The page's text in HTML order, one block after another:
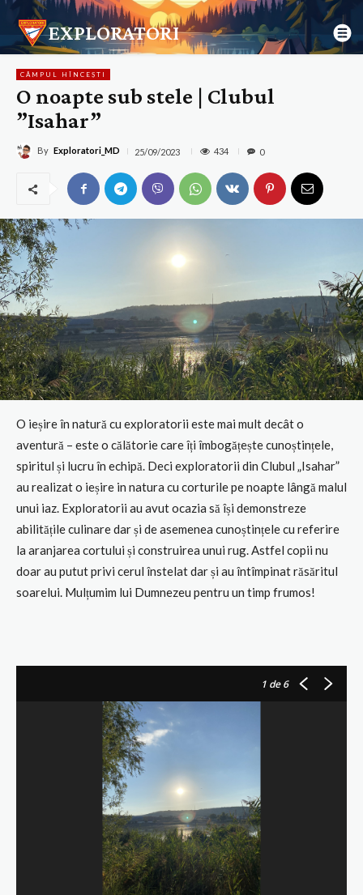
EXPLORATORI
CÂMPUL HÎNCEȘTI
O noapte sub stele | Clubul
”Isahar”
By Exploratori_MD 25/09/2023 434 0
O ieșire în natură cu exploratorii este mai mult decât o
aventură – este o călătorie care îți îmbogățește cunoștințele,
spiritul și lucru în echipă. Deci exploratorii din Clubul „Isahar”
au realizat o ieșire in natura cu corturile pe noapte lângă malul
unui iaz. Exploratorii au avut ocazia să își demonstreze
abilitățile culinare dar și de asemenea cunoștințele cu referire
la aranjarea cortului și construirea unui rug. Astfel copii nu
doar au putut privi cerul înstelat dar și au întîmpinat răsăritul
soarelui. Mulțumim lui Dumnezeu pentru un timp frumos!
1 de 6